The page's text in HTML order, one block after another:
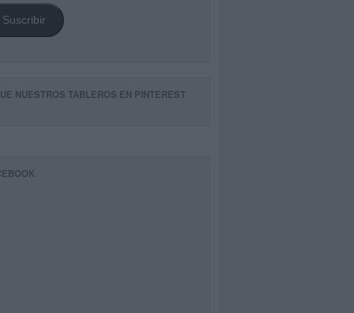
Suscribir
NUESTROS TABLEROS EN PINTEREST